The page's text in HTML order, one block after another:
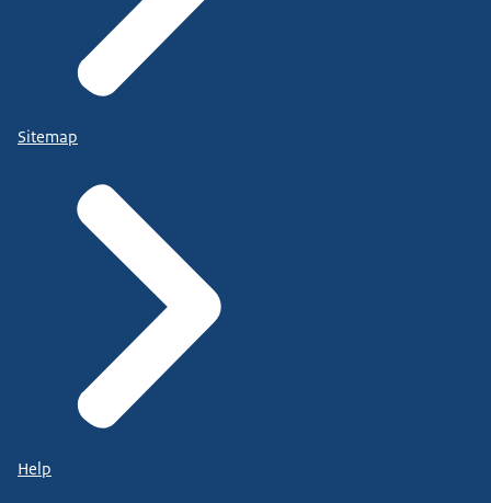
Sitemap
Help